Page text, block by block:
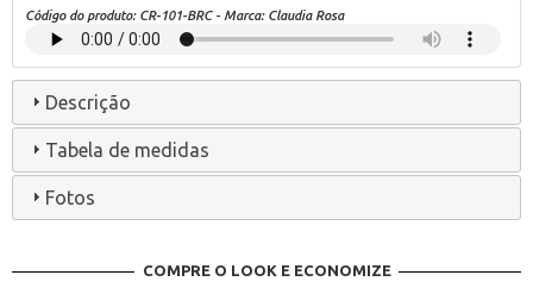
Código do produto: CR-101-BRC- Marca: Claudia Rosa
Descrição
Tabela de medidas
Fotos
COMPRE O LOOK E ECONOMIZE